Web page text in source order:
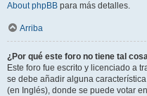
About phpBB para más detalles.
Arriba
¿Por qué este foro no tiene tal
Este foro fue escrito y licenciado a
se debe añadir alguna
(en Inglés), donde se puede votar